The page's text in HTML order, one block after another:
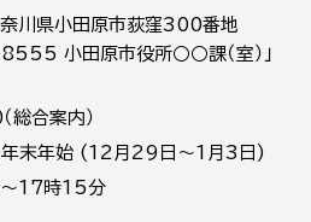
県小田原市荻窪300番地
小田原市役所○○課（室）」
合案内）
年末年始 (12月29日～1月3日)
17時15分